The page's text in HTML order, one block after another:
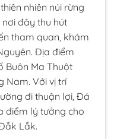
nhiên núi rừng
đây thu hút
tham quan, khám
Địa điểm
Buôn Ma Thuột
Nam. Với vị trí
đi thuận lợi, Đá
điểm lý tưởng cho
Lắk.